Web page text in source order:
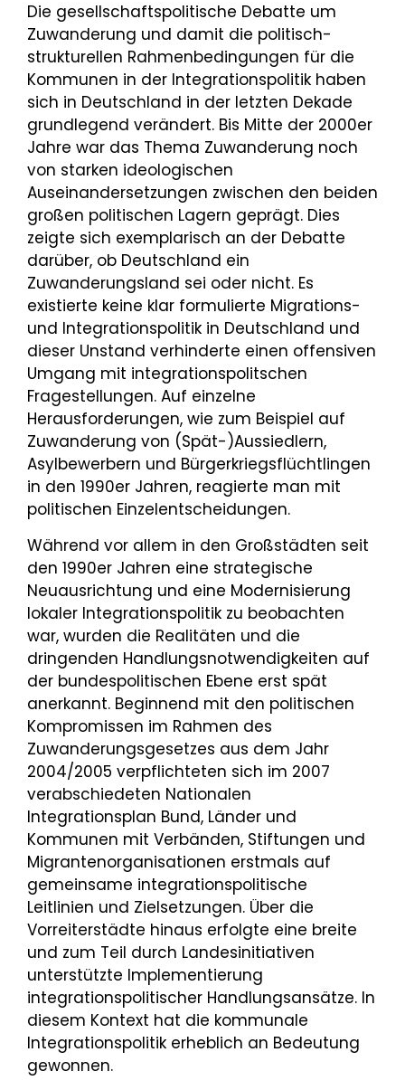
Die gesellschaftspolitische Debatte um
Zuwanderung und damit die politisch-
strukturellen Rahmenbedingungen für die
Kommunen in der Integrationspolitik haben
sich in Deutschland in der letzten Dekade
grundlegend verändert. Bis Mitte der 2000er
Jahre war das Thema Zuwanderung noch
von starken ideologischen
Auseinandersetzungen zwischen den beiden
großen politischen Lagern geprägt. Dies
zeigte sich exemplarisch an der Debatte
darüber, ob Deutschland ein
Zuwanderungsland sei oder nicht. Es
existierte keine klar formulierte Migrations-
und Integrationspolitik in Deutschland und
dieser Unstand verhinderte einen offensiven
Umgang mit integrationspolitschen
Fragestellungen. Auf einzelne
Herausforderungen, wie zum Beispiel auf
Zuwanderung von (Spät-)Aussiedlern,
Asylbewerbern und Bürgerkriegsflüchtlingen
in den 1990er Jahren, reagierte man mit
politischen Einzelentscheidungen.
Während vor allem in den Großstädten seit
den 1990er Jahren eine strategische
Neuausrichtung und eine Modernisierung
lokaler Integrationspolitik zu beobachten
war, wurden die Realitäten und die
dringenden Handlungsnotwendigkeiten auf
der bundespolitischen Ebene erst spät
anerkannt. Beginnend mit den politischen
Kompromissen im Rahmen des
Zuwanderungsgesetzes aus dem Jahr
2004/2005 verpflichteten sich im 2007
verabschiedeten Nationalen
Integrationsplan Bund, Länder und
Kommunen mit Verbänden, Stiftungen und
Migrantenorganisationen erstmals auf
gemeinsame integrationspolitische
Leitlinien und Zielsetzungen. Über die
Vorreiterstädte hinaus erfolgte eine breite
und zum Teil durch Landesinitiativen
unterstützte Implementierung
integrationspolitischer Handlungsansätze. In
diesem Kontext hat die kommunale
Integrationspolitik erheblich an Bedeutung
gewonnen.